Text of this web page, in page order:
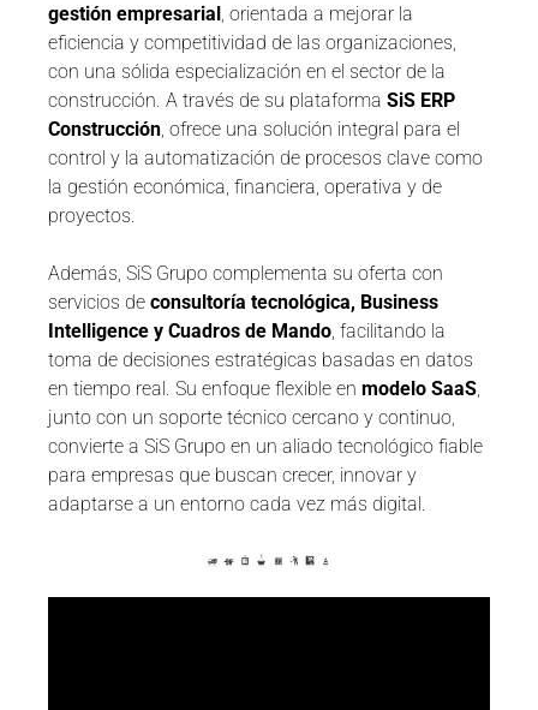
gestión empresarial , orientada a mejorar la
eficiencia y competitividad de las organizaciones,
con una sólida especialización en el sector de la
construcción. A través de su plataforma SiS ERP
Construcción , ofrece una solución integral para el
control y la automatización de procesos clave como
la gestión económica, financiera, operativa y de
proyectos.
Además, SiS Grupo complementa su oferta con
servicios de consultoría tecnológica, Business
Intelligence y Cuadros de Mando , facilitando la
toma de decisiones estratégicas basadas en datos
en tiempo real. Su enfoque flexible en modelo SaaS
junto con un soporte técnico cercano y continuo,
convierte a SiS Grupo en un aliado tecnológico fiable
para empresas que buscan crecer, innovar y
adaptarse a un entorno cada vez más digital.